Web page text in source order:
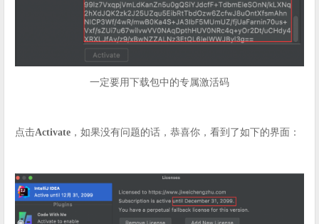
一定要用下载包中的专属激活码
点击Activate ，如果没有问题的话，恭喜你，看到了如下的界面：